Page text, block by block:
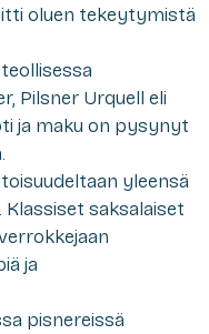
oluen tekeytymistä
Pilsner Urquell eli
ja maku on pysynyt
yleensä
Klassiset saksalaiset
ja
pisnereissä